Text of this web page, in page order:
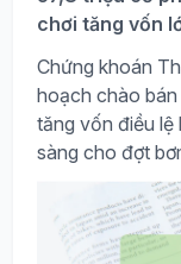
chơi tăng vốn
Chứng khoán
hoạch chào
tăng vốn điều lệ
sàng cho đợt